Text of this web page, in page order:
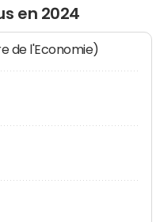
en 2024
de l'Economie)